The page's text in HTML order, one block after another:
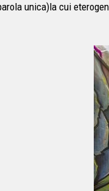
unica)la cui